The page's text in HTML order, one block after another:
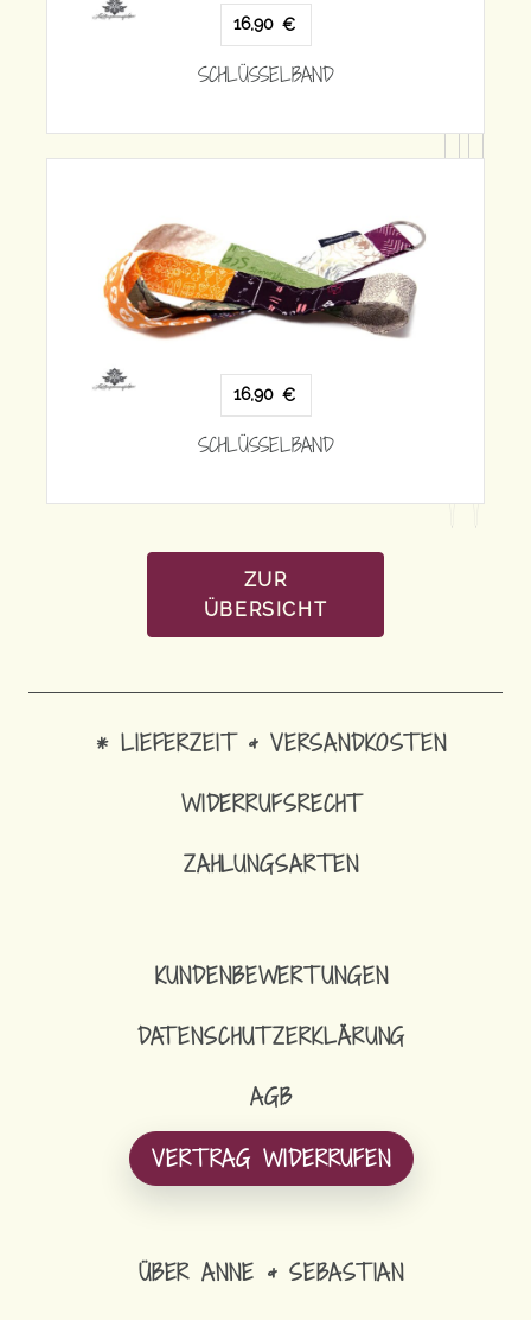
SCHLÜSSELBAND
16,90
ZUR
ÜBERSICHT
* LIEFERZEIT & VERSANDKOSTEN
WIDERRUFSRECHT
ZAHLUNGSARTEN
KUNDENBEWERTUNGEN
DATENSCHUTZERKLÄRUNG
AGB
VERTRAG WIDERRUFEN
ÜBER ANNE & SEBASTIAN